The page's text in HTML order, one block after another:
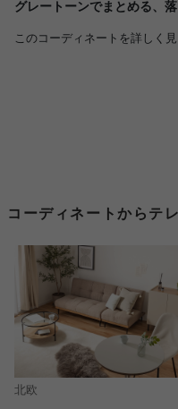
グレートーンでまとめる、
このコーディネートを詳しく
コーディネートからテ
北欧